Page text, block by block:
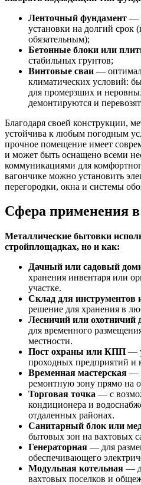
Ленточный фундамент —
установки на долгий срок
обязательным);
Бетонные блоки или
стабильных грунтов;
Винтовые сваи —
климатических условий:
для промерзших и
демонтируются и
Благодаря своей конструкции,
устойчива к любым погодным
прочное помещение имеет
и может быть оснащено всеми
коммуникациями для
вагончике можно установить
перегородки, окна и системы
Сфера применения в
Металлические бытовки
стройплощадках, но и как:
Дачный или садовый
хранения инвентаря или
участке.
Склад для инструментов
решение для хранения в
Лесничий или охотничий
для временного
местности.
Пост охраны или КПП —
проходных предприятий и
Временная мастерская —
ремонтную зону прямо на
Торговая точка — с
кондиционера и
отдаленных районах.
Санитарный блок или
бытовых зон на вахтовых
Генераторная — для
обеспечивающего
Модульная котельная —
вахтовых поселков и